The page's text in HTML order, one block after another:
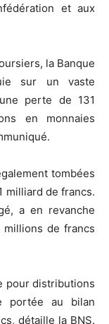
et aux
la Banque
sur un vaste
perte de 131
en monnaies
tombées
milliard de francs.
a en revanche
millions de francs
pour distributions
portée au bilan
détaille la BNS.